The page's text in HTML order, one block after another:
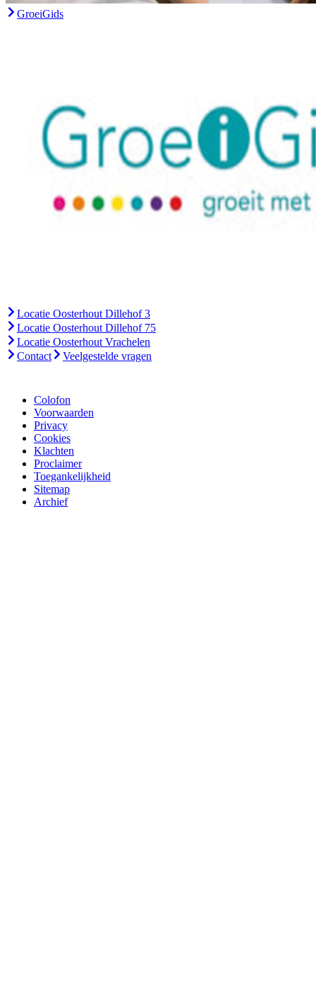
GroeiGids
Locatie Oosterhout Dillehof 3
Locatie Oosterhout Dillehof 75
Locatie Oosterhout Vrachelen
Contact
Veelgestelde vragen
Colofon
Voorwaarden
Privacy
Cookies
Klachten
Proclaimer
Toegankelijkheid
Sitemap
Archief